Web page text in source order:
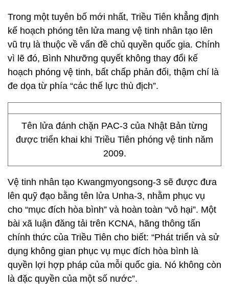
Trong một tuyên bố mới nhất, Triều Tiên khẳng định
kế hoạch phóng tên lửa mang vệ tinh nhân tạo lên
vũ trụ là thuộc về vấn đề chủ quyền quốc gia. Chính
vì lẽ đó, Bình Nhưỡng quyết không thay đổi kế
hoạch phóng vệ tinh, bất chấp phản đối, thậm chí là
đe dọa từ phía “các thế lực thù địch”.
Tên lửa đánh chặn PAC-3 của Nhật Bản từng
được triển khai khi Triều Tiên phóng vệ tinh năm
2009.
Vệ tinh nhân tạo Kwangmyongsong-3 sẽ được đưa
lên quỹ đạo bằng tên lửa Unha-3, nhằm phục vụ
cho “mục đích hòa bình” và hoàn toàn “vô hại”. Một
bài xã luận đăng tải trên KCNA, hãng thông tấn
chính thức của Triều Tiên cho biết: “Phát triển và sử
dụng không gian phục vụ mục đích hòa bình là
quyền lợi hợp pháp của mỗi quốc gia. Nó không còn
là đặc quyền của một số nước”.